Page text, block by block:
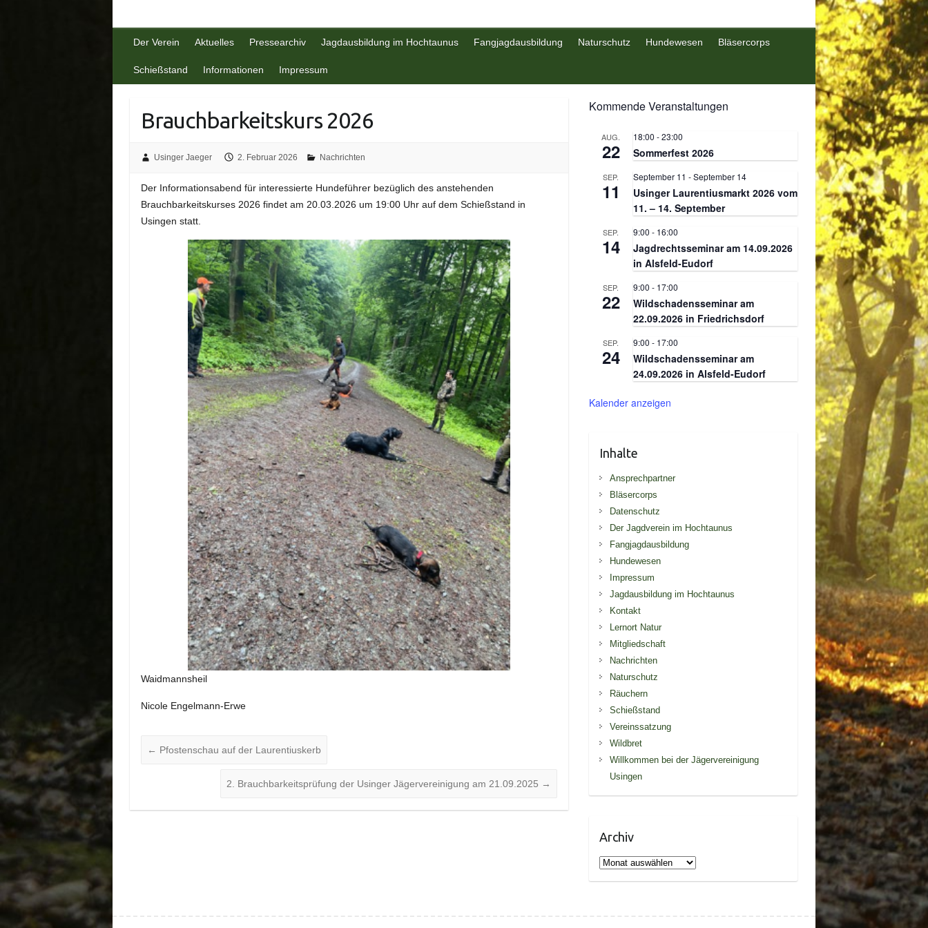
Der Verein Aktuelles Pressearchiv Jagdausbildung im Hochtaunus Fangjagdausbildung Naturschutz Hundewesen Bläsercorps
Schießstand Informationen Impressum
Brauchbarkeitskurs 2026
Usinger Jaeger 2. Februar 2026 Nachrichten
Der Informationsabend für interessierte Hundeführer bezüglich des anstehenden
Brauchbarkeitskurses 2026 findet am 20.03.2026 um 19:00 Uhr auf dem Schießstand in
Usingen statt.
Waidmannsheil
Nicole Engelmann-Erwe
← Pfostenschau auf der Laurentiuskerb
2. Brauchbarkeitsprüfung der Usinger Jägervereinigung am 21.09.2025 →
Kommende Veranstaltungen
AUG.
22
18:00 -23:00
Sommerfest 2026
SEP.
11
September 11 -September 14
Usinger Laurentiusmarkt 2026 vom
11. – 14. September
SEP.
14
9:00 - 16:00
Jagdrechtsseminar am 14.09.2026
in Alsfeld-Eudorf
SEP.
22
9:00 - 17:00
Wildschadensseminar am
22.09.2026 in Friedrichsdorf
SEP.
24
9:00 - 17:00
Wildschadensseminar am
24.09.2026 in Alsfeld-Eudorf
Kalender anzeigen
Inhalte
Ansprechpartner
Bläsercorps
Datenschutz
Der Jagdverein im Hochtaunus
Fangjagdausbildung
Hundewesen
Impressum
Jagdausbildung im Hochtaunus
Kontakt
Lernort Natur
Mitgliedschaft
Nachrichten
Naturschutz
Räuchern
Schießstand
Vereinssatzung
Wildbret
Willkommen bei der Jägervereinigung
Usingen
Archiv
Archiv